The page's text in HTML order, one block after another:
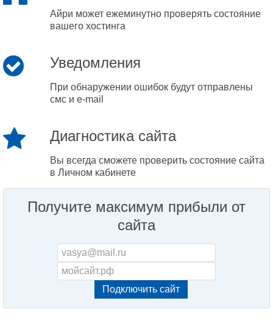
Айри может ежеминутно проверять состояние
вашего хостинга
Уведомления
При обнаружении ошибок будут отправлены
смс и e-mail
Диагностика сайта
Вы всегда сможете проверить состояние сайта
в Личном кабинете
Получите максимум прибыли от
сайта